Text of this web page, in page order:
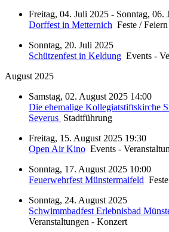
Freitag, 04. Juli 2025 - Sonntag, 06.
Dorffest in Metternich Feste / Feiern
Sonntag, 20. Juli 2025
Schützenfest in Keldung Events -
August 2025
Samstag, 02. August 2025 14:00
Die ehemalige Kollegiatstiftskirche
Severus Stadtführung
Freitag, 15. August 2025 19:30
Open Air Kino Events -
Sonntag, 17. August 2025 10:00
Feuerwehrfest Münstermaifeld
Sonntag, 24. August 2025
Schwimmbadfest Erlebnisbad
Veranstaltungen - Konzert